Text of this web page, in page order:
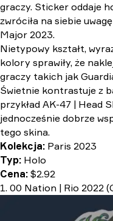
graczy. Sticker oddaje
zwróciła na siebie
Major 2023.
Nietypowy kształt,
kolory sprawiły, że
graczy takich jak
Świetnie kontrastuje z
przykład AK-47 | Head
jednocześnie dobrze
tego skina.
Kolekcja: Paris 2023
Typ: Holo
Cena: $2.92
1. 00 Nation | Rio 2022